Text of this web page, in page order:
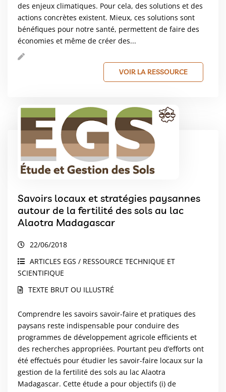
des enjeux climatiques. Pour cela, des solutions et des
actions concrètes existent. Mieux, ces solutions sont
bénéfiques pour notre santé, permettent de faire des
économies et même de créer des...
VOIR LA RESSOURCE
Savoirs locaux et stratégies paysannes
autour de la fertilité des sols au lac
Alaotra Madagascar
22/06/2018
ARTICLES EGS / RESSOURCE TECHNIQUE ET
SCIENTIFIQUE
TEXTE BRUT OU ILLUSTRÉ
Comprendre les savoirs savoir-faire et pratiques des
paysans reste indispensable pour conduire des
programmes de développement agricole efficients et
des recherches appropriées. Pourtant peu d’efforts ont
été effectués pour étudier les savoir-faire locaux sur la
gestion de la fertilité des sols au lac Alaotra
Madagascar. Cette étude a pour objectifs (i) de